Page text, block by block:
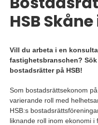
HSB
Vill du arbeta i en
fastighetsbranschen?
bostadsrätter på HSB!
Som bostadsrättsekonom
varierande roll med
HSB:s
liknande roll inom ekonomi